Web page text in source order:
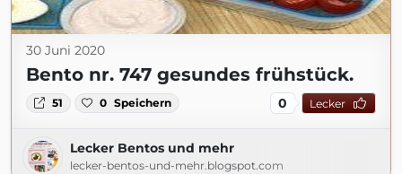
30 Juni 2020
Bento nr. 747 gesundes frühstück.
51 0 Speichern 0 Lecker
Lecker Bentos und mehr
lecker-bentos-und-mehr.blogspot.com